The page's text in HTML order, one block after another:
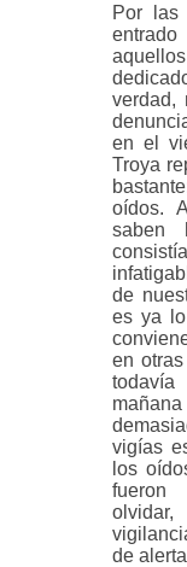
Por las
verdad,
en el
Troya
oídos.
saben
de
es ya
en
vigías
los
fueron
de